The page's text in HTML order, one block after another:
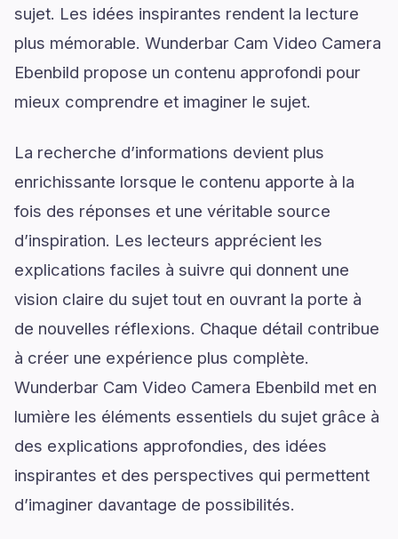
sujet. Les idées inspirantes rendent la lecture
plus mémorable. Wunderbar Cam Video Camera
Ebenbild propose un contenu approfondi pour
mieux comprendre et imaginer le sujet.
La recherche d’informations devient plus
enrichissante lorsque le contenu apporte à la
fois des réponses et une véritable source
d’inspiration. Les lecteurs apprécient les
explications faciles à suivre qui donnent une
vision claire du sujet tout en ouvrant la porte à
de nouvelles réflexions. Chaque détail contribue
à créer une expérience plus complète.
Wunderbar Cam Video Camera Ebenbild met en
lumière les éléments essentiels du sujet grâce à
des explications approfondies, des idées
inspirantes et des perspectives qui permettent
d’imaginer davantage de possibilités.